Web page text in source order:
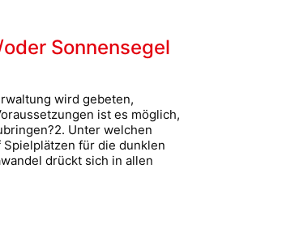
Sonnensegel
wird gebeten,
ist es möglich,
Unter welchen
für die dunklen
drückt sich in allen